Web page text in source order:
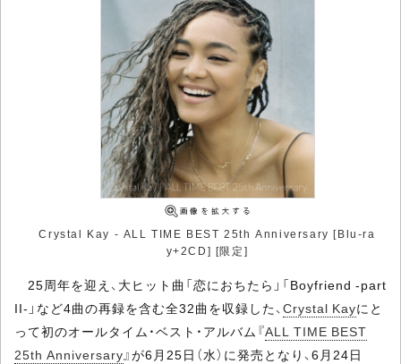
Crystal Kay - ALL TIME BEST 25th Anniversary [Blu-ra
y+2CD] [限定]
25周年を迎え、大ヒット曲「恋におちたら」「Boyfriend -part
II-」など4曲の再録を含む全32曲を収録した、Crystal Kayにと
って初のオールタイム・ベスト・アルバム『ALL TIME BEST
25th Anniversary』が6月25日（水）に発売となり、6月24日